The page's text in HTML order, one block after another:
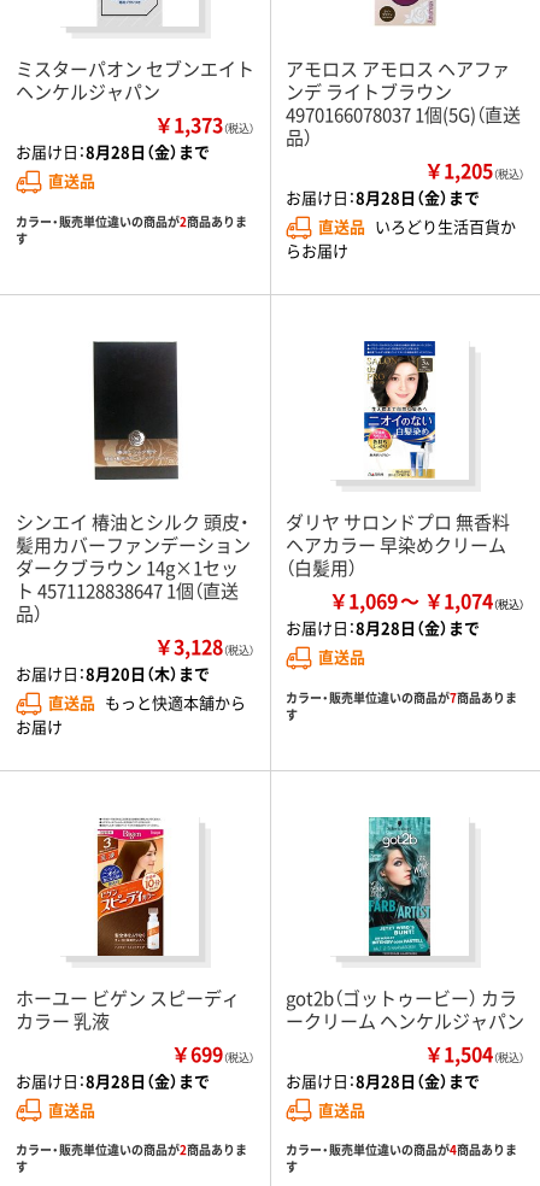
ミスターパオン セブンエイト
ヘンケルジャパン
￥1,373（税込）
お届け日：8月28日（金）まで
直送品
カラー・販売単位違いの商品が2商品ありま
す
アモロス アモロス ヘアファ
ンデ ライトブラウン
4970166078037 1個(5G)（直送
品）
￥1,205（税込）
お届け日：8月28日（金）まで
直送品 いろどり生活百貨か
らお届け
シンエイ 椿油とシルク 頭皮・
髪用カバーファンデーション
ダークブラウン 14g×1セッ
ト 4571128838647 1個（直送
品）
￥3,128（税込）
お届け日：8月20日（木）まで
直送品 もっと快適本舗から
お届け
ダリヤ サロンドプロ 無香料
ヘアカラー 早染めクリーム
（白髪用）
￥1,069 ￥1,074
お届け日：8月28日（金）まで
直送品
カラー・販売単位違いの商品が7商品ありま
す
ホーユー ビゲン スピーディ
カラー 乳液
￥699（税込）
お届け日：8月28日（金）まで
直送品
カラー・販売単位違いの商品が2商品ありま
す
got2b（ゴットゥービー） カラ
ークリーム ヘンケルジャパン
￥1,504（税込）
お届け日：8月28日（金）まで
直送品
カラー・販売単位違いの商品が4商品ありま
す